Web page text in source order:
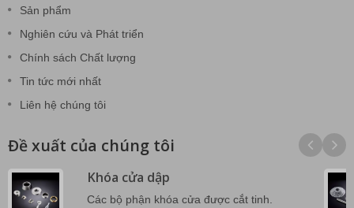
Sản phẩm
Nghiên cứu và Phát triển
Chính sách Chất lượng
Tin tức mới nhất
Liên hệ chúng tôi
Đề xuất của chúng tôi
Khóa cửa dập
Các bộ phận khóa cửa được cắt tinh.